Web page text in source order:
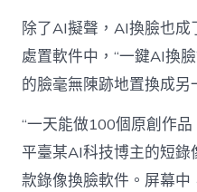
除了AI擬聲，AI換臉也成
處置軟件中，“一鍵AI換
的臉毫無陳跡地置換成另
“一天能做100個原創作
平臺某AI科技博主的短
款錄像換臉軟件。屏幕